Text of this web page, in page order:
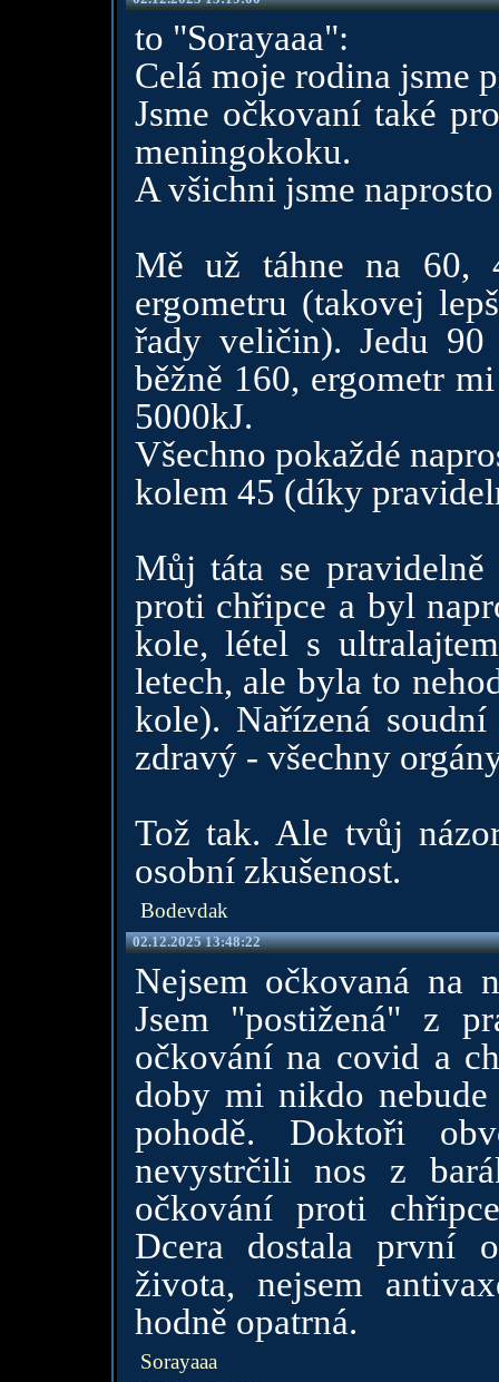
to "Sorayaaa":
Celá moje rodina jsme
Jsme očkovaní také
meningokoku.
A všichni jsme
Mě už táhne na 60,
ergometru (takovej
řady veličin). Jedu
běžně 160, ergometr
5000kJ.
Všechno pokaždé
kolem 45 (díky
Můj táta se pravidelně
proti chřipce a byl
kole, létel s
letech, ale byla to
kole). Nařízená
zdravý - všechny
Tož tak. Ale tvůj
osobní zkušenost.
Bodevdak
02.12.2025 13:48:22
Nejsem očkovaná na
Jsem "postižená" z
očkování na covid a
doby mi nikdo
pohodě. Doktoři
nevystrčili nos z
očkování proti
Dcera dostala první
života, nejsem
hodně opatrná.
Sorayaaa